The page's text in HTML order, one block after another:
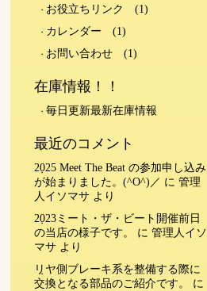
お役立ちリンク
(1)
カレンダー
(1)
お問い合わせ
(1)
在庫情報！！
毎日更新最新在庫情報
最近のコメント
2025 Meet The Beat の参加申し込み
が始まりました。(^O^)／ に 管理
人イソマサ より
2023ミート・ザ・ビート開催前日
の当店の様子です。
に 管理人イソ
マサ より
リヤ側ブレーキ系を整備する際に
交換となる部品のご紹介です。
に